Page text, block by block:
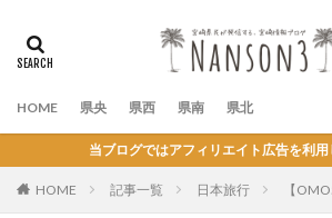
HOME 県央 県西 県南 県北
当ブログではアフィリエイト広告を利用
HOME 記事一覧 日本旅行 【